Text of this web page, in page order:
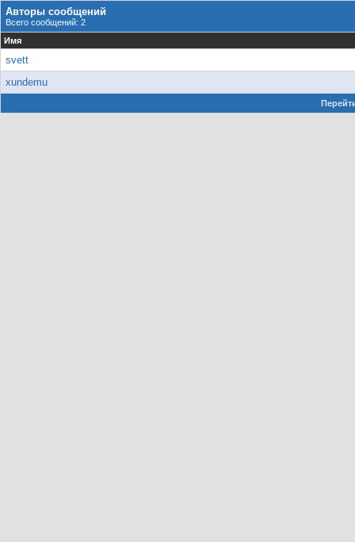
Авторы сообщений
Всего сообщений: 2
Имя
svett
xundemu